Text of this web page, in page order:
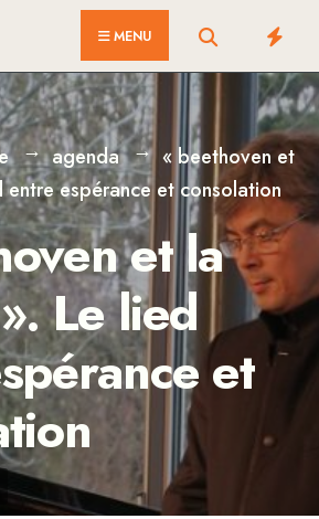
MENU
agenda
« beethoven et
entre espérance et consolation
et la
Le lied
et